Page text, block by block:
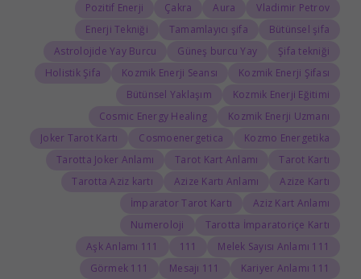
Vladimir Petrov
Aura
Çakra
Pozitif Enerji
Bütünsel şifa
Tamamlayıcı şifa
Enerji Tekniği
Şifa tekniği
Güneş burcu Yay
Astrolojide Yay Burcu
Kozmik Enerji Şifası
Kozmik Enerji Seansı
Holistik Şifa
Kozmik Enerji Eğitimi
Bütünsel Yaklaşım
Kozmik Enerji Uzmanı
Cosmic Energy Healing
Kozmo Energetika
Cosmoenergetica
Joker Tarot Kartı
Tarot Kartı
Tarot Kart Anlamı
Tarotta Joker Anlamı
Azize Kartı
Azize Kartı Anlamı
Tarotta Aziz kartı
Aziz Kart Anlamı
İmparator Tarot Kartı
Tarotta İmparatoriçe Kartı
Numeroloji
111 Melek Sayısı Anlamı
111
111 Aşk Anlamı
111 Kariyer Anlamı
111 Mesajı
111 Görmek